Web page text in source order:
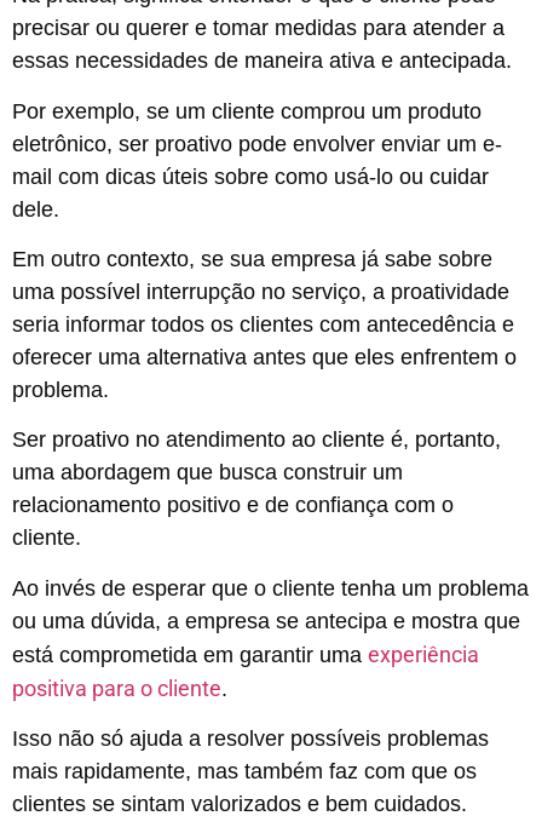
precisar ou querer e tomar medidas para atender a
essas necessidades de maneira ativa e antecipada.
Por exemplo, se um cliente comprou um produto
eletrônico, ser proativo pode envolver enviar um e-
mail com dicas úteis sobre como usá-lo ou cuidar
dele.
Em outro contexto, se sua empresa já sabe sobre
uma possível interrupção no serviço, a proatividade
seria informar todos os clientes com antecedência e
oferecer uma alternativa antes que eles enfrentem o
problema.
Ser proativo no atendimento ao cliente é, portanto,
uma abordagem que busca construir um
relacionamento positivo e de confiança com o
cliente.
Ao invés de esperar que o cliente tenha um problema
ou uma dúvida, a empresa se antecipa e mostra que
está comprometida em garantir uma experiência
positiva para o cliente.
Isso não só ajuda a resolver possíveis problemas
mais rapidamente, mas também faz com que os
clientes se sintam valorizados e bem cuidados.